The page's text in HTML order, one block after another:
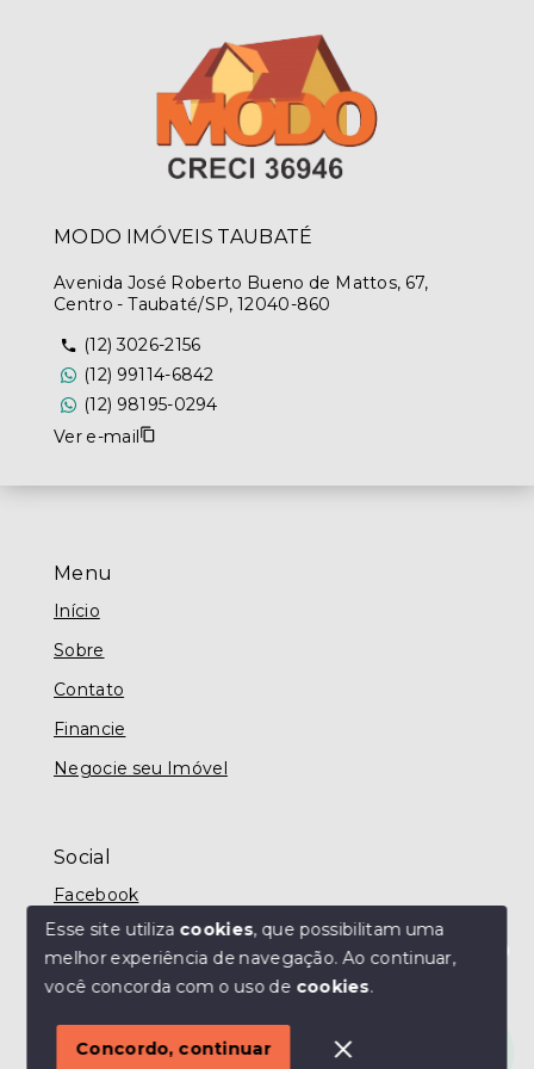
Olá! Estamos disponíveis para te ajudar.
Menu
Início
Sobre
Contato
Financie
Negocie seu Imóvel
Social
Facebook
© Copyright 2026 - MODO IMÓVEIS TAUBATÉ -
SITE PARA IMOBILIARIA
MODO IMÓVEIS TAUBATÉ
Avenida José Roberto Bueno de Mattos, 67,
Centro - Taubaté/SP, 12040-860
(12) 3026-2156
(12) 99114-6842
(12) 98195-0294
Ver e-mail
Esse site utiliza cookies, que possibilitam uma
melhor experiência de navegação.Ao continuar,
você concorda com o uso de cookies.
Concordo, continuar